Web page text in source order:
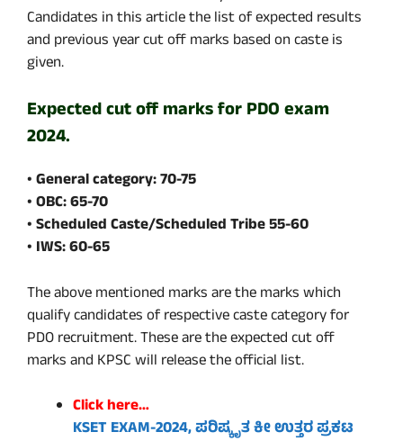
Candidates in this article the list of expected results
and previous year cut off marks based on caste is
given.
Expected cut off marks for PDO exam
2024.
• General category: 70-75
• OBC: 65-70
• Scheduled Caste/Scheduled Tribe 55-60
• IWS: 60-65
The above mentioned marks are the marks which
qualify candidates of respective caste category for
PDO recruitment. These are the expected cut off
marks and KPSC will release the official list.
Click here…
KSET EXAM-2024, ಪರಿಷ್ಕೃತ ಕೀ ಉತ್ತರ ಪ್ರಕಟ